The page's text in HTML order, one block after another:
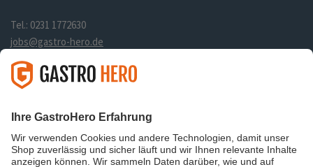
Tel.: 0231 1772630
jobs@gastro-hero.de
Über uns
Datenschutz